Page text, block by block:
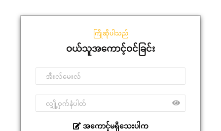
ကြိုဆိုပါသည်
ဝယ်သူအကောင့်ဝင်ခြင်း
အကောင့်မရှိသေးပါက